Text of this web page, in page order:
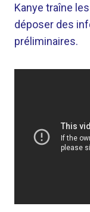
Kanye traîne
déposer des
préliminaires.